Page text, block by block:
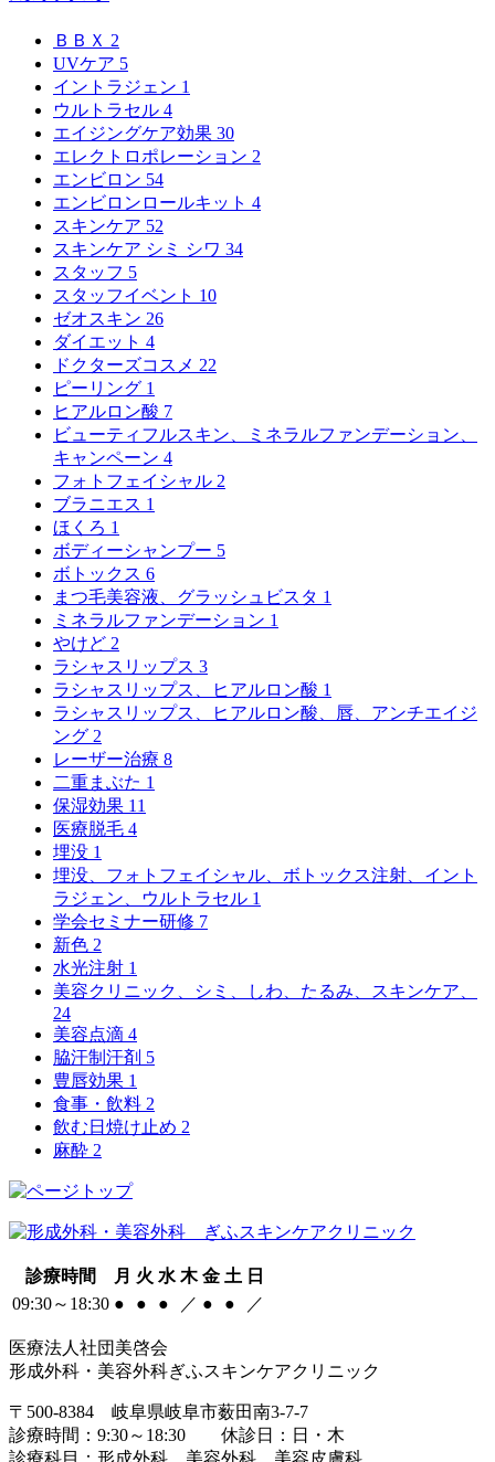
ＢＢＸ 2
UVケア 5
イントラジェン 1
ウルトラセル 4
エイジングケア効果 30
エレクトロポレーション 2
エンビロン 54
エンビロンロールキット 4
スキンケア 52
スキンケア シミ シワ 34
スタッフ 5
スタッフイベント 10
ゼオスキン 26
ダイエット 4
ドクターズコスメ 22
ピーリング 1
ヒアルロン酸 7
ビューティフルスキン、ミネラルファンデーション、
キャンペーン 4
フォトフェイシャル 2
ブラニエス 1
ほくろ 1
ボディーシャンプー 5
ボトックス 6
まつ毛美容液、グラッシュビスタ 1
ミネラルファンデーション 1
やけど 2
ラシャスリップス 3
ラシャスリップス、ヒアルロン酸 1
ラシャスリップス、ヒアルロン酸、唇、アンチエイジ
ング 2
レーザー治療 8
二重まぶた 1
保湿効果 11
医療脱毛 4
埋没 1
埋没、フォトフェイシャル、ボトックス注射、イント
ラジェン、ウルトラセル 1
学会セミナー研修 7
新色 2
水光注射 1
美容クリニック、シミ、しわ、たるみ、スキンケア、
24
美容点滴 4
脇汗制汗剤 5
豊唇効果 1
食事・飲料 2
飲む日焼け止め 2
麻酔 2
診療時間 月 火 水 木 金 土 日
09:30～18:30 ● ● ● ／ ● ● ／
医療法人社団美啓会
形成外科・美容外科ぎふスキンケアクリニック
〒500-8384 岐阜県岐阜市薮田南3-7-7
診療時間：9:30～18:30 休診日：日・木
診療科目：形成外科、美容外科、美容皮膚科